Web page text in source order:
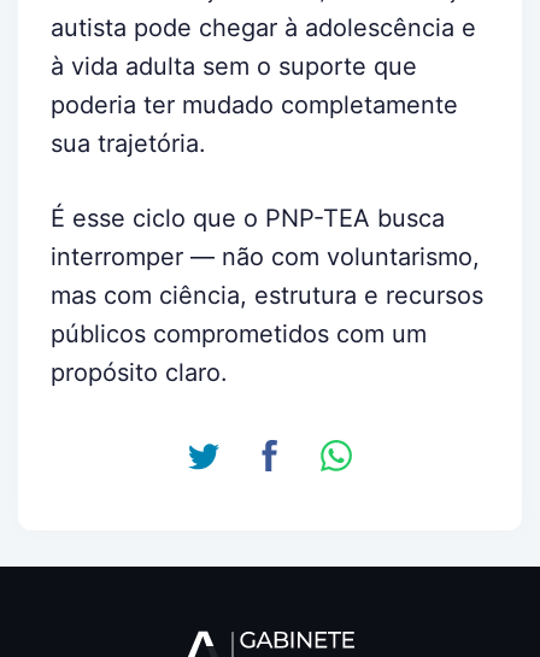
autista pode chegar à adolescência e
à vida adulta sem o suporte que
poderia ter mudado completamente
sua trajetória.
É esse ciclo que o PNP-TEA busca
interromper — não com voluntarismo,
mas com ciência, estrutura e recursos
públicos comprometidos com um
propósito claro.